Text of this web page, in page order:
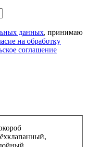
данных, принимаю
на обработку
соглашение